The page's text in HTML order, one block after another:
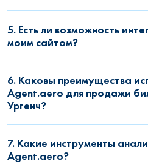
5. Есть ли возможность
моим сайтом?
6. Каковы преимущества
Agent.aero для продажи
Ургенч?
7. Какие инструменты
Agent.aero?